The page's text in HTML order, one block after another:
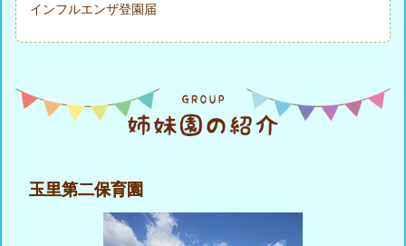
インフルエンザ登園届
玉里第二保育園